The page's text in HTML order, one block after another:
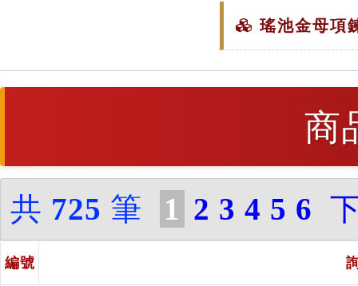
瑤池金母項
商
共 725 筆 1 2 3 4 5 6
編號